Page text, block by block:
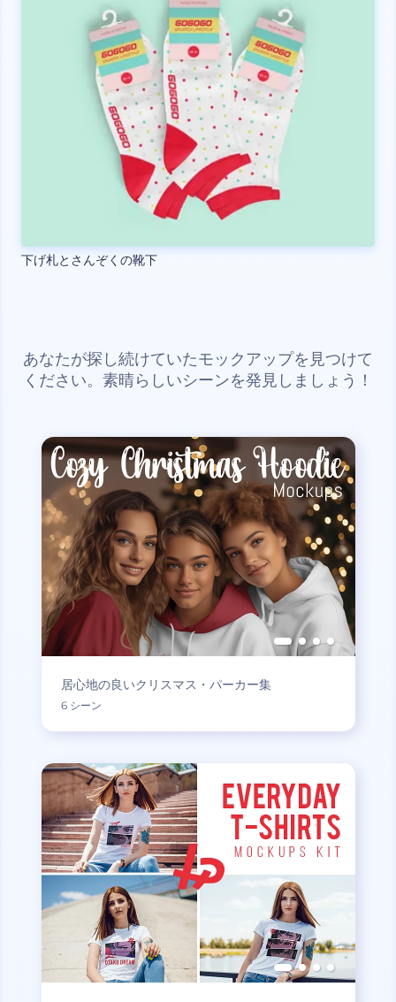
下げ札とさんぞくの靴下
あなたが探し続けていたモックアップを見つけて
ください。素晴らしいシーンを発見しましょう！
居心地の良いクリスマス・パーカー集
6 シーン